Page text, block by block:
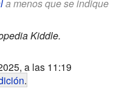
a menos que se indique
Kiddle.
a las 11:19
.